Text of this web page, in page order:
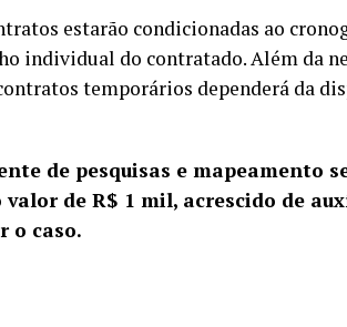
estarão condicionadas ao
individual do contratado. Além da
temporários dependerá da
de pesquisas e mapeamento
de R$ 1 mil, acrescido de
o caso.